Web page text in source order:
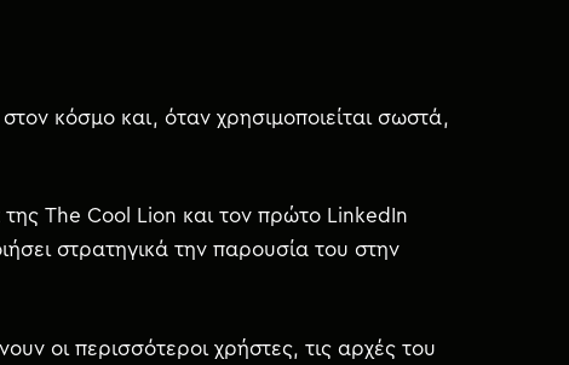
κόσμο και, όταν χρησιμοποιείται σωστά,
The Cool Lion και τον πρώτο LinkedIn
στρατηγικά την παρουσία του στην
οι περισσότεροι χρήστες, τις αρχές του